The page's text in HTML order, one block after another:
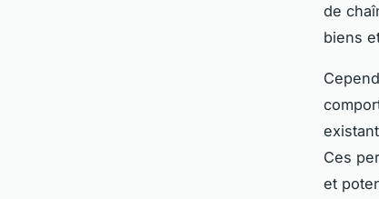
de
biens
Ces
et